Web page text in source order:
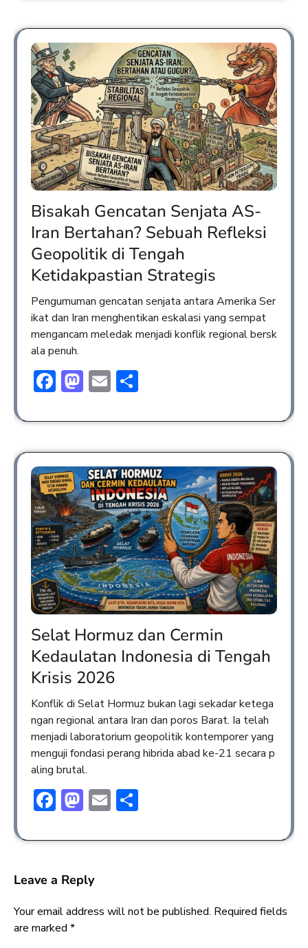
Bisakah Gencatan Senjata AS-
Iran Bertahan? Sebuah Refleksi
Geopolitik di Tengah
Ketidakpastian Strategis
Pengumuman gencatan senjata antara Amerika Ser
ikat dan Iran menghentikan eskalasi yang sempat
mengancam meledak menjadi konflik regional bersk
ala penuh.
Facebook
Mastodon
Email
Selat Hormuz dan Cermin
Kedaulatan Indonesia di Tengah
Krisis 2026
Konflik di Selat Hormuz bukan lagi sekadar ketega
ngan regional antara Iran dan poros Barat. Ia telah
menjadi laboratorium geopolitik kontemporer yang
menguji fondasi perang hibrida abad ke-21 secara p
aling brutal.
Facebook
Mastodon
Email
Leave a Reply
Your email address will not be published. Required fields
are marked *